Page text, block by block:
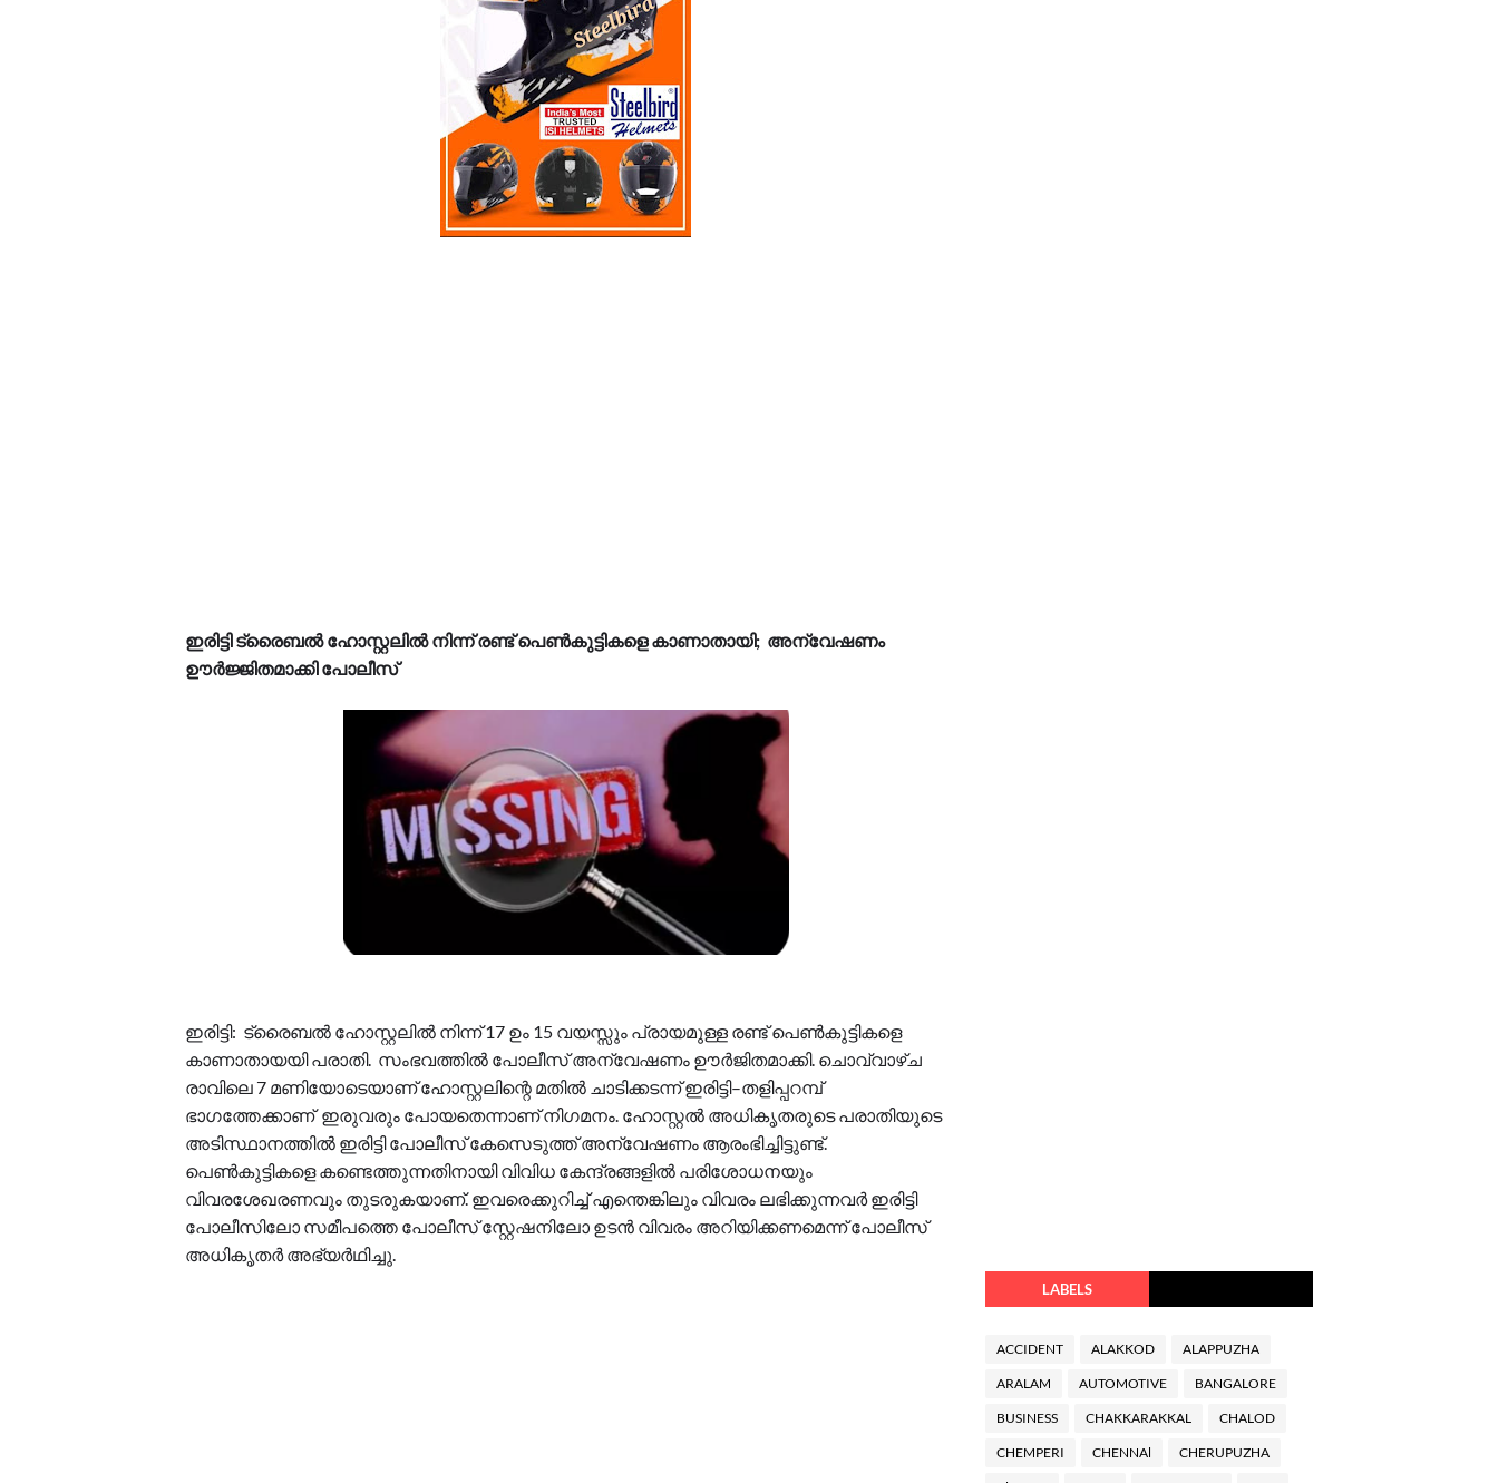
ഇരിട്ടി ട്രൈബൽ ഹോസ്റ്റലിൽ നിന്ന് രണ്ട് പെൺകുട്ടികളെ കാണാതായി; അന്വേഷണം
ഊർജ്ജിതമാക്കി പോലീസ്
ഇരിട്ടി: ട്രൈബൽ ഹോസ്റ്റലിൽ നിന്ന് 17 ഉം 15 വയസ്സും പ്രായമുള്ള രണ്ട് പെൺകുട്ടികളെ
കാണാതായയി പരാതി. സംഭവത്തിൽ പോലീസ് അന്വേഷണം ഊർജിതമാക്കി. ചൊവ്വാഴ്ച
രാവിലെ 7 മണിയോടെയാണ് ഹോസ്റ്റലിന്റെ മതിൽ ചാടിക്കടന്ന് ഇരിട്ടി–തളിപ്പറമ്പ്
ഭാഗത്തേക്കാണ് ഇരുവരും പോയതെന്നാണ് നിഗമനം. ഹോസ്റ്റൽ അധികൃതരുടെ പരാതിയുടെ
അടിസ്ഥാനത്തിൽ ഇരിട്ടി പോലീസ് കേസെടുത്ത് അന്വേഷണം ആരംഭിച്ചിട്ടുണ്ട്.
പെൺകുട്ടികളെ കണ്ടെത്തുന്നതിനായി വിവിധ കേന്ദ്രങ്ങളിൽ പരിശോധനയും
വിവരശേഖരണവും തുടരുകയാണ്. ഇവരെക്കുറിച്ച് എന്തെങ്കിലും വിവരം ലഭിക്കുന്നവർ ഇരിട്ടി
പോലീസിലോ സമീപത്തെ പോലീസ് സ്റ്റേഷനിലോ ഉടൻ വിവരം അറിയിക്കണമെന്ന് പോലീസ്
അധികൃതർ അഭ്യർഥിച്ചു.
LABELS
ACCIDENT ALAKKOD ALAPPUZHA
ARALAM AUTOMOTIVE BANGALORE
BUSINESS CHAKKARAKKAL CHALOD
CHEMPERI CHENNAl CHERUPUZHA